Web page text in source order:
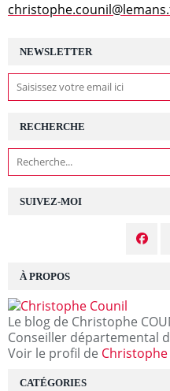
NEWSLETTER
SUIVEZ-MOI
RECHERCHE
À PROPOS
Le blog de Christophe
Conseiller départemental
Voir le profil de
CATÉGORIES